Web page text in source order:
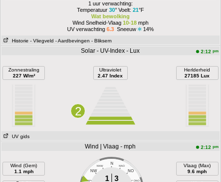
1 uur verwachting:
Temperatuur 30° Voelt: 21°F
Wat bewolking
Wind Snelheid-Vlaag 10-18mph
UV verwachting 6.3Sneeuw 14%
Historie - Vliegveld - Aardbevingen - Bliksem
Solar - UV-Index - Lux 2:12 pm
Zonnestraling
227 W/m²
Ultraviolet
2.47 Index
2
Herlderheid
27185 Lux
UV gids
Wind | Vlaag - mph 2:12 pm
Wind (Gem)
1.1 mph
N
NNW NNO
NW NO
WNW ONO
1 3
Vlaag (Max)
9.6 mph